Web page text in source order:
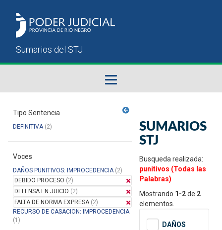
Sumarios del STJ
Manual del Usuario
Tipo Sentencia
DEFINITIVA(2)
Voces
DAÑOS PUNITIVOS: IMPROCEDENCIA(2)
DEBIDO PROCESO (2)
DEFENSA EN JUICIO (2)
FALTA DE NORMA EXPRESA(2)
RECURSO DE CASACION: IMPROCEDENCIA
(1)
SUMARIOS
STJ
Busqueda realizada:
punitivos (Todas las
Palabras)
Mostrando 1-2de 2
elementos.
DAÑOS